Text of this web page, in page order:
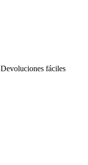
Devoluciones fáciles